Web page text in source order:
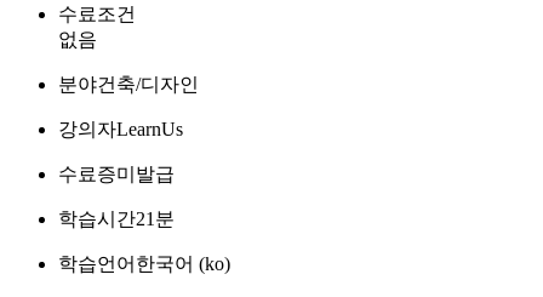
수료조건
없음
분야건축/디자인
강의자LearnUs
수료증미발급
학습시간21분
학습언어 한국어 ‎(ko)‎